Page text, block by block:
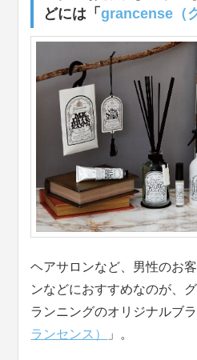
どには「grancense（
ヘアサロンなど、男性のお
ンなどにおすすめなのが、
ランニングのオリジナルブ
ランセンス）
」。